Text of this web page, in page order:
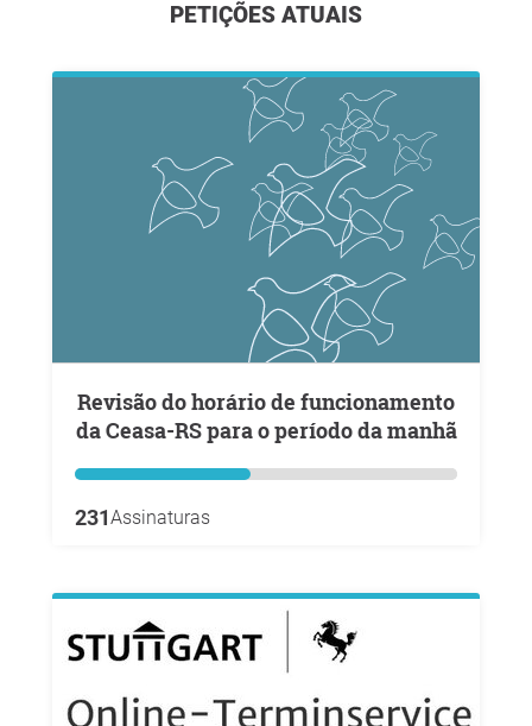
PETIÇÕES ATUAIS
Revisão do horário de funcionamento
da Ceasa-RS para o período da manhã
231Assinaturas